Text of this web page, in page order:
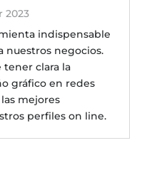
2023
indispensable
nuestros negocios.
tener clara la
gráfico en redes
mejores
perfiles on line.